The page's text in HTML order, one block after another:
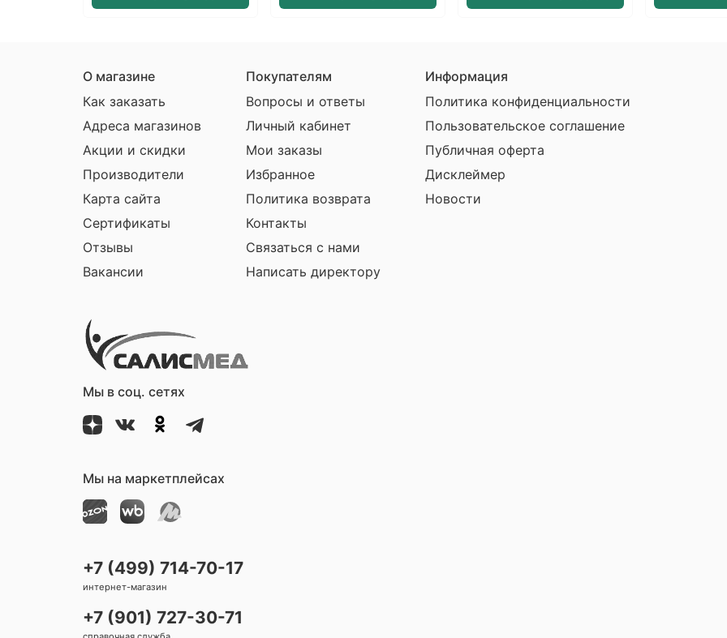
О магазине
Как заказать
Адреса магазинов
Акции и скидки
Производители
Карта сайта
Сертификаты
Отзывы
Вакансии
Покупателям
Вопросы и ответы
Личный кабинет
Мои заказы
Избранное
Политика возврата
Контакты
Связаться с нами
Написать директору
Информация
Политика конфиденциальности
Пользовательское соглашение
Публичная оферта
Дисклеймер
Новости
Мы в соц. сетях
Мы на маркетплейсах
+7 (499) 714-70-17
интернет-магазин
+7 (901) 727-30-71